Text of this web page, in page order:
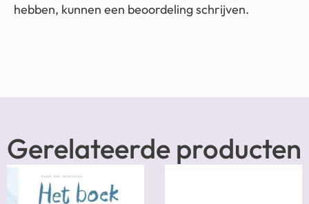
hebben, kunnen een beoordeling schrijven.
Gerelateerde producten